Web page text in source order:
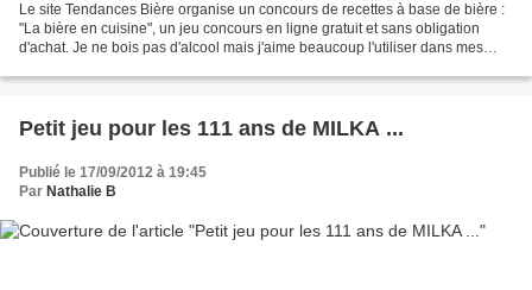
Le site Tendances Bière organise un concours de recettes à base de bière :
"La bière en cuisine", un jeu concours en ligne gratuit et sans obligation
d'achat. Je ne bois pas d'alcool mais j'aime beaucoup l'utiliser dans mes
Petit jeu pour les 111 ans de MILKA ...
Publié le 17/09/2012 à 19:45
Par Nathalie B